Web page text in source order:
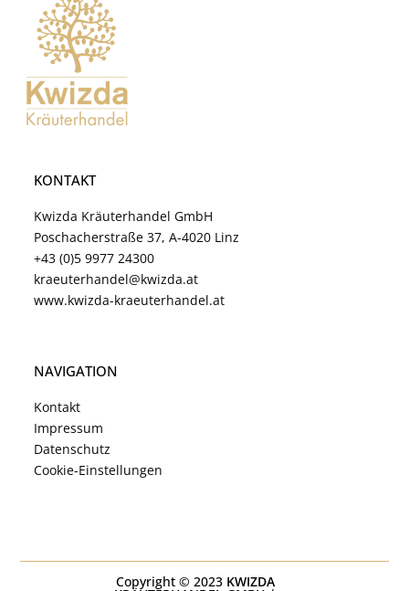
KONTAKT
Kwizda Kräuterhandel GmbH
Poschacherstraße 37, A-4020 Linz
+43 (0)5 9977 24300
kraeuterhandel@kwizda.at
www.kwizda-kraeuterhandel.at
NAVIGATION
Kontakt
Impressum
Datenschutz
Cookie-Einstellungen
Copyright © 2023 KWIZDA